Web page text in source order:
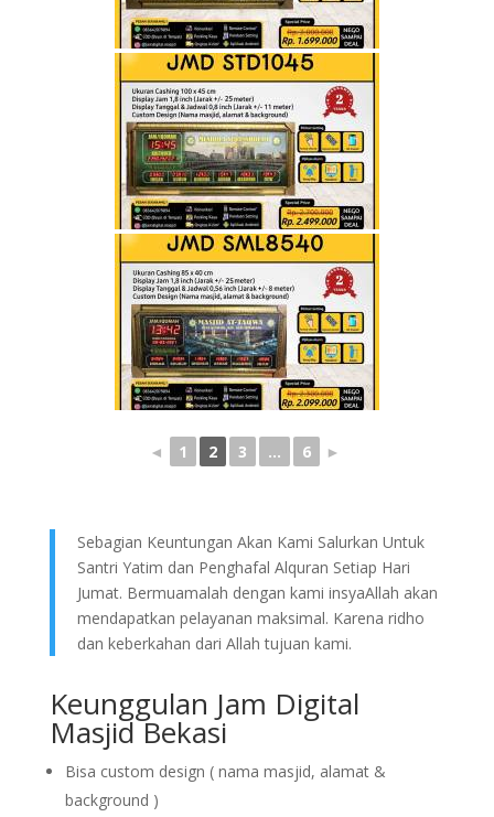
◄ 1 2 3 ... 6 ►
Sebagian Keuntungan Akan Kami Salurkan Untuk
Santri Yatim dan Penghafal Alquran Setiap Hari
Jumat. Bermuamalah dengan kami insyaAllah akan
mendapatkan pelayanan maksimal. Karena ridho
dan keberkahan dari Allah tujuan kami.
Keunggulan Jam Digital
Masjid Bekasi
Bisa custom design ( nama masjid, alamat &
background )